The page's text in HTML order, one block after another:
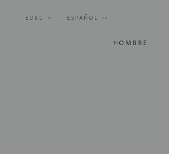
HOMBRE
Moneda
EUR€ Idoma
ESPAÑOL